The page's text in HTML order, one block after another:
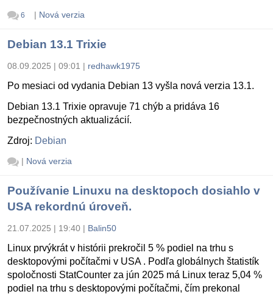
6 | Nová verzia
Debian 13.1 Trixie
08.09.2025 | 09:01 | redhawk1975
Po mesiaci od vydania Debian 13 vyšla nová verzia 13.1.
Debian 13.1 Trixie opravuje 71 chýb a pridáva 16
bezpečnostných aktualizácií.
Zdroj: Debian
| Nová verzia
Používanie Linuxu na desktopoch dosiahlo v
USA rekordnú úroveň.
21.07.2025 | 19:40 | Balin50
Linux prvýkrát v histórii prekročil 5 % podiel na trhu s
desktopovými počítačmi v USA . Podľa globálnych štatistík
spoločnosti StatCounter za jún 2025 má Linux teraz 5,04 %
podiel na trhu s desktopovými počítačmi, čím prekonal